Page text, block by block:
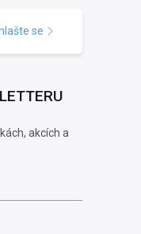
se
akcích a